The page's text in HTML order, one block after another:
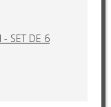
- SET DE 6